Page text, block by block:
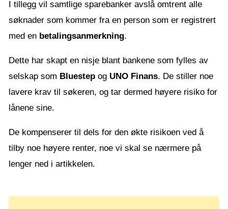
I tillegg vil samtlige sparebanker avslå omtrent alle
søknader som kommer fra en person som er registrert
med en betalingsanmerkning.
Dette har skapt en nisje blant bankene som fylles av
selskap som Bluestep og UNO Finans. De stiller noe
lavere krav til søkeren, og tar dermed høyere risiko for
lånene sine.
De kompenserer til dels for den økte risikoen ved å
tilby noe høyere renter, noe vi skal se nærmere på
lenger ned i artikkelen.